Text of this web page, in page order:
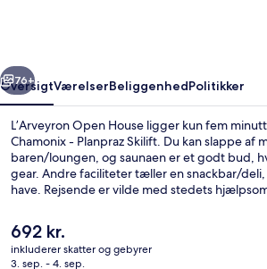
Næste
76+
OversigtVærelserBeliggenhedPolitikker
L’Arveyron Open House ligger kun fem
Chamonix - Planpraz Skilift. Du kan slappe af
baren/loungen, og saunaen er et godt bud,
gear. Andre faciliteter tæller en snackbar/deli,
have. Rejsende er vilde med stedets
Den
nuværende
pris
692 kr.
inkluderer skatter og gebyrer
3. sep. - 4. sep.